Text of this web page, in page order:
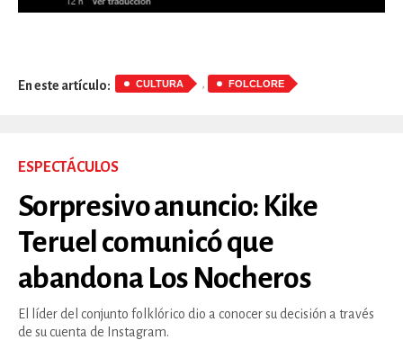
En este artículo: CULTURA , FOLCLORE
ESPECTÁCULOS
Sorpresivo anuncio: Kike
Teruel comunicó que
abandona Los Nocheros
El líder del conjunto folklórico dio a conocer su decisión a través
de su cuenta de Instagram.